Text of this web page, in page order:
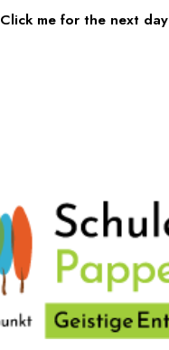
Click me for the next day